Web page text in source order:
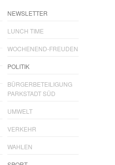
NEWSLETTER
LUNCH TIME
WOCHENEND-FREUDEN
POLITIK
BÜRGERBETEILIGUNG
PARKSTADT SÜD
UMWELT
VERKEHR
WAHLEN